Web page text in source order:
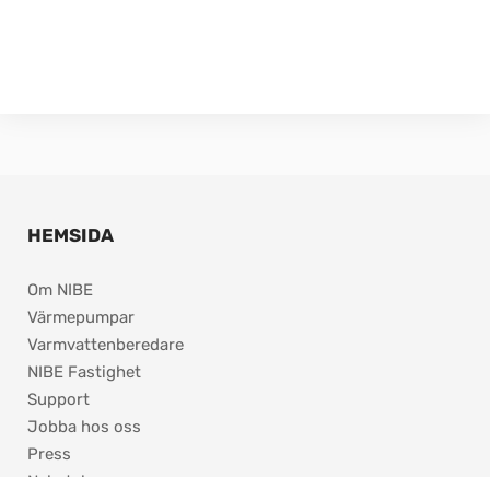
HEMSIDA
Om NIBE
Värmepumpar
Varmvattenberedare
NIBE Fastighet
Support
Jobba hos oss
Press